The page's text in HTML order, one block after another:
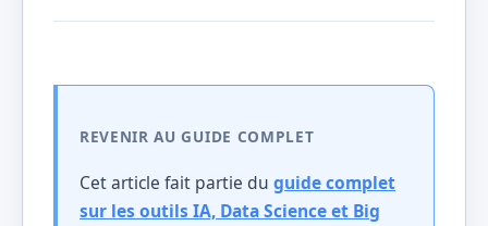
REVENIR AU GUIDE COMPLET
Cet article fait partie du guide complet
sur les outils IA, Data Science et Big